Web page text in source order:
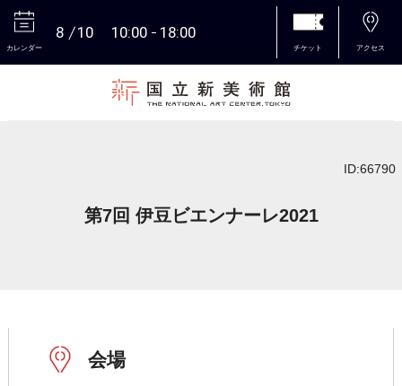
カレンダー
8 10 10:00 18:00
チケット アクセス
ID:66790
第7回 伊豆ビエンナーレ2021
会場